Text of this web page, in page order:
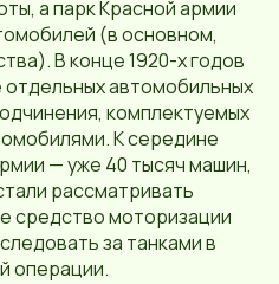
а парк Красной армии
(в основном,
В конце 1920-х годов
автомобильных
комплектуемых
К середине
— уже 40 тысяч машин,
рассматривать
средство моторизации
за танками в
операции.